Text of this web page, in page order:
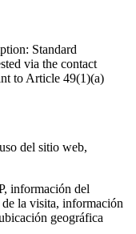
Standard
via the contact
to Article 49(1)(a)
del sitio web,
información del
la visita, información
geográfica